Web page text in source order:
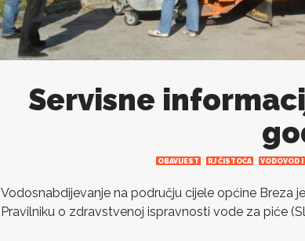
Servisne
OBAVIJEST RJ ČISTOĆA VODOVOD I
Vodosnabdijevanje na području cijele općine Breza
Pravilniku o zdravstvenoj ispravnosti vode za piće